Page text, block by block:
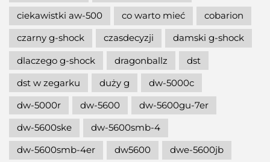
ciekawistki aw-500
co warto mieć
cobarion
czarny g-shock
czasdecyzji
damski g-shock
dlaczego g-shock
dragonballz
dst
dst w zegarku
duży g
dw-5000c
dw-5000r
dw-5600
dw-5600gu-7er
dw-5600ske
dw-5600smb-4
dw-5600smb-4er
dw5600
dwe-5600jb